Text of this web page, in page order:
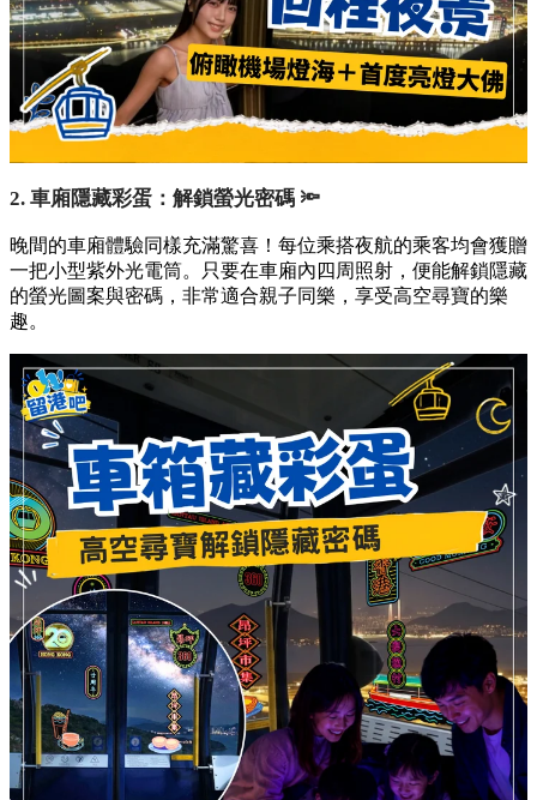
2. 車廂隱藏彩蛋：解鎖螢光密碼 🔦
晚間的車廂體驗同樣充滿驚喜！每位乘搭夜航的乘客均會獲贈
一把小型紫外光電筒。只要在車廂內四周照射，便能解鎖隱藏
的螢光圖案與密碼，非常適合親子同樂，享受高空尋寶的樂
趣。